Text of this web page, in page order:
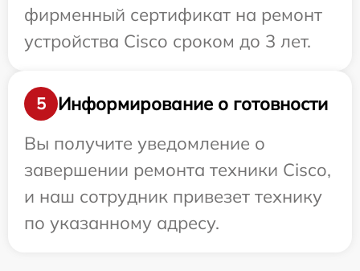
фирменный сертификат на ремонт
устройства Cisco сроком до 3 лет.
5
Информирование о готовности
Вы получите уведомление о
завершении ремонта техники Cisco,
и наш сотрудник привезет технику
по указанному адресу.